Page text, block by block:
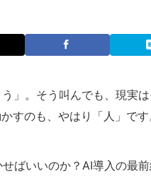
う」。そう叫んでも、現実
すのも、やはり「人」です
ばいいのか？AI導入の最